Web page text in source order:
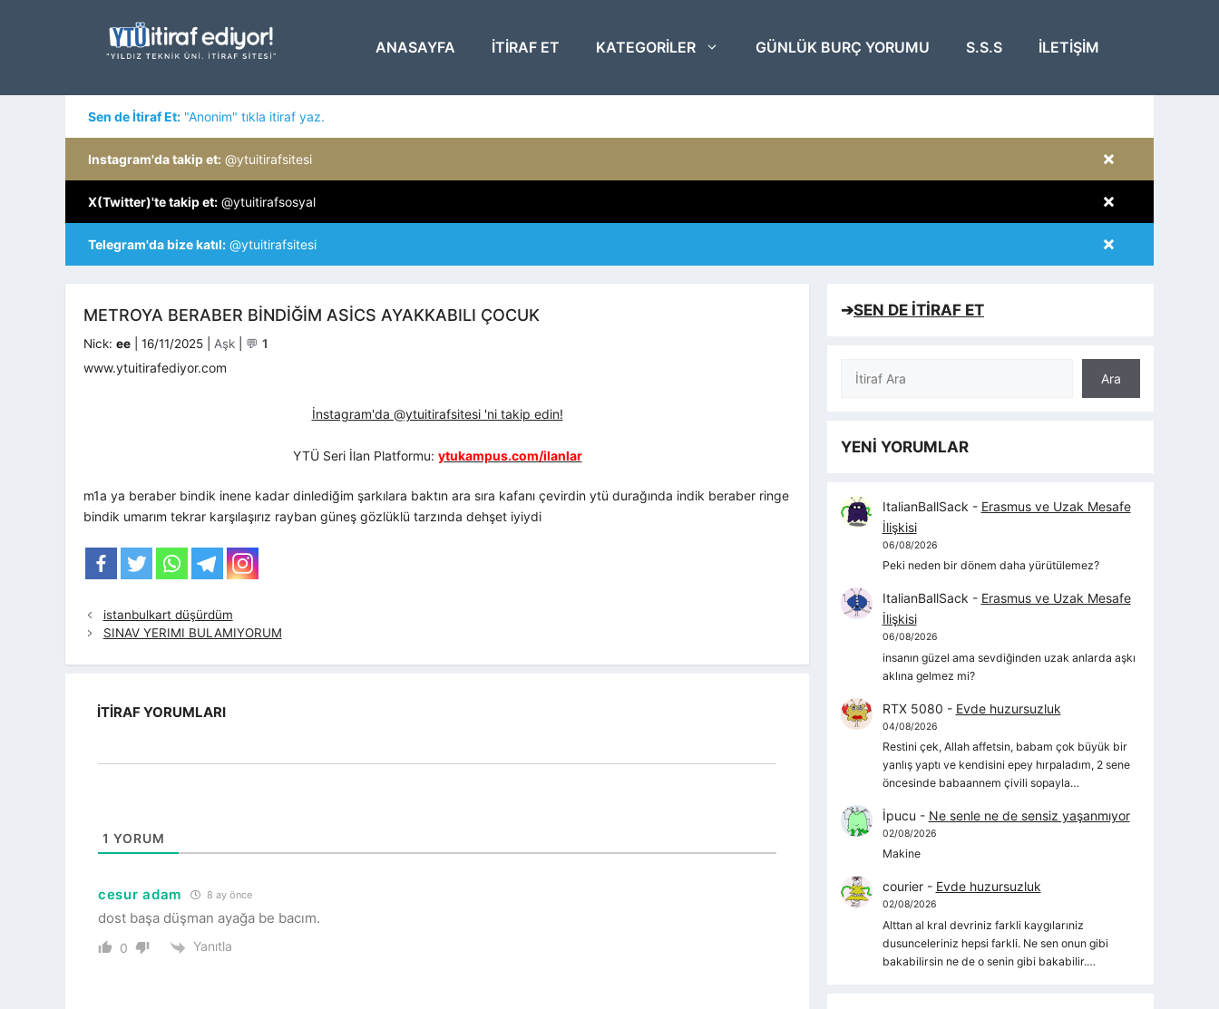
ANASAYFA ITIRAF ET KATEGORILER GÜNLÜK BURÇ YORUMU S.S.S İLETIŞIM
Sen de İtiraf Et: "Anonim" tıkla itiraf yaz.
×
Instagram'da takip et: @ytuitirafsitesi
×
X(Twitter)'te takip et: @ytuitirafsosyal
×
Telegram'da bize katıl: @ytuitirafsitesi
METROYA BERABER BINDIĞIM ASICS AYAKKABILI ÇOCUK
Nick: ee 16/11/2025 Kategoriler
Aşk 💬 1
www.ytuitirafediyor.com
İnstagram'da @ytuitirafsitesi 'ni takip edin!
YTÜ Seri İlan Platformu: ytukampus.com/ilanlar
m1a ya beraber bindik inene kadar dinlediğim şarkılara baktın ara sıra kafanı çevirdin ytü durağında indik beraber ringe
bindik umarım tekrar karşılaşırız rayban güneş gözlüklü tarzında dehşet iyiydi
istanbulkart düşürdüm
SINAV YERIMI BULAMIYORUM
İTIRAF YORUMLARI
1 YORUM
cesur adam 8 ay önce
dost başa düşman ayağa be bacım.
0 Yanıtla
➔SEN DE İTİRAF ET
Ara
Ara
YENİ YORUMLAR
ItalianBallSack - Erasmus ve Uzak Mesafe
İlişkisi
06/08/2026
Peki neden bir dönem daha yürütülemez?
ItalianBallSack - Erasmus ve Uzak Mesafe
İlişkisi
06/08/2026
insanın güzel ama sevdiğinden uzak anlarda aşkı
aklına gelmez mi?
RTX 5080 - Evde huzursuzluk
04/08/2026
Restini çek, Allah affetsin, babam çok büyük bir
yanlış yaptı ve kendisini epey hırpaladım, 2 sene
öncesinde babaannem çivili sopayla…
İpucu - Ne senle ne de sensiz yaşanmıyor
02/08/2026
Makine
courier- Evde huzursuzluk
02/08/2026
Alttan al kral devriniz farkli kaygılarıniz
dusunceleriniz hepsi farkli. Ne sen onun gibi
bakabilirsin ne de o senin gibi bakabilir.…